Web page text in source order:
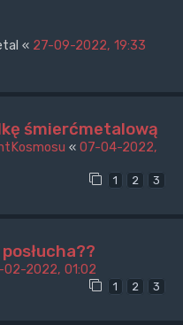
« 27-09-2022, 19:33
śmierćmetalową
« 07-04-2022,
1 2 3
02-2022, 01:02
1 2 3